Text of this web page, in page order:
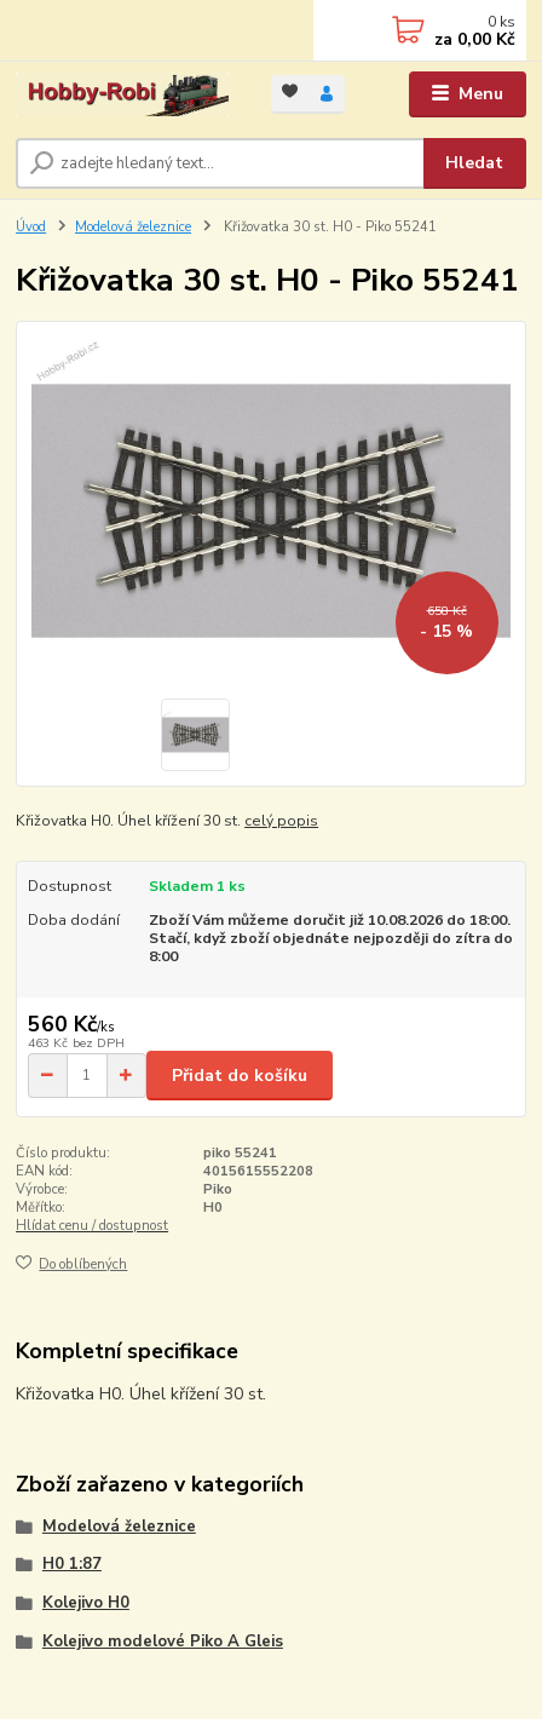
Menu
Hledat
0 ks
za 0,00 Kč
Úvod Modelová železnice Křižovatka 30 st. H0 - Piko 55241
Křižovatka 30 st. H0 - Piko 55241
658 Kč
- 15 %
Křižovatka H0. Úhel křížení 30 st. celý popis
Dostupnost
Skladem 1 ks
Doba dodání
Zboží Vám můžeme doručit již 10.08.2026 do 18:00.
Stačí, když zboží objednáte nejpozději do zítra do
8:00
560 Kč/ks
463 Kč bez DPH
Přidat do košíku
Číslo produktu:
piko 55241
EAN kód:
4015615552208
Výrobce:
Piko
Měřítko:
H0
Hlídat cenu / dostupnost
Do oblíbených
Kompletní specifikace
Křižovatka H0. Úhel křížení 30 st.
Zboží zařazeno v kategoriích
Modelová železnice
H0 1:87
Kolejivo H0
Kolejivo modelové Piko A Gleis